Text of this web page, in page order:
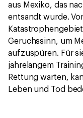
aus Mexiko, das
entsandt wurde.
Geruchssinn, um
aufzuspüren. Für
jahrelangem
Rettung warten,
Leben und Tod